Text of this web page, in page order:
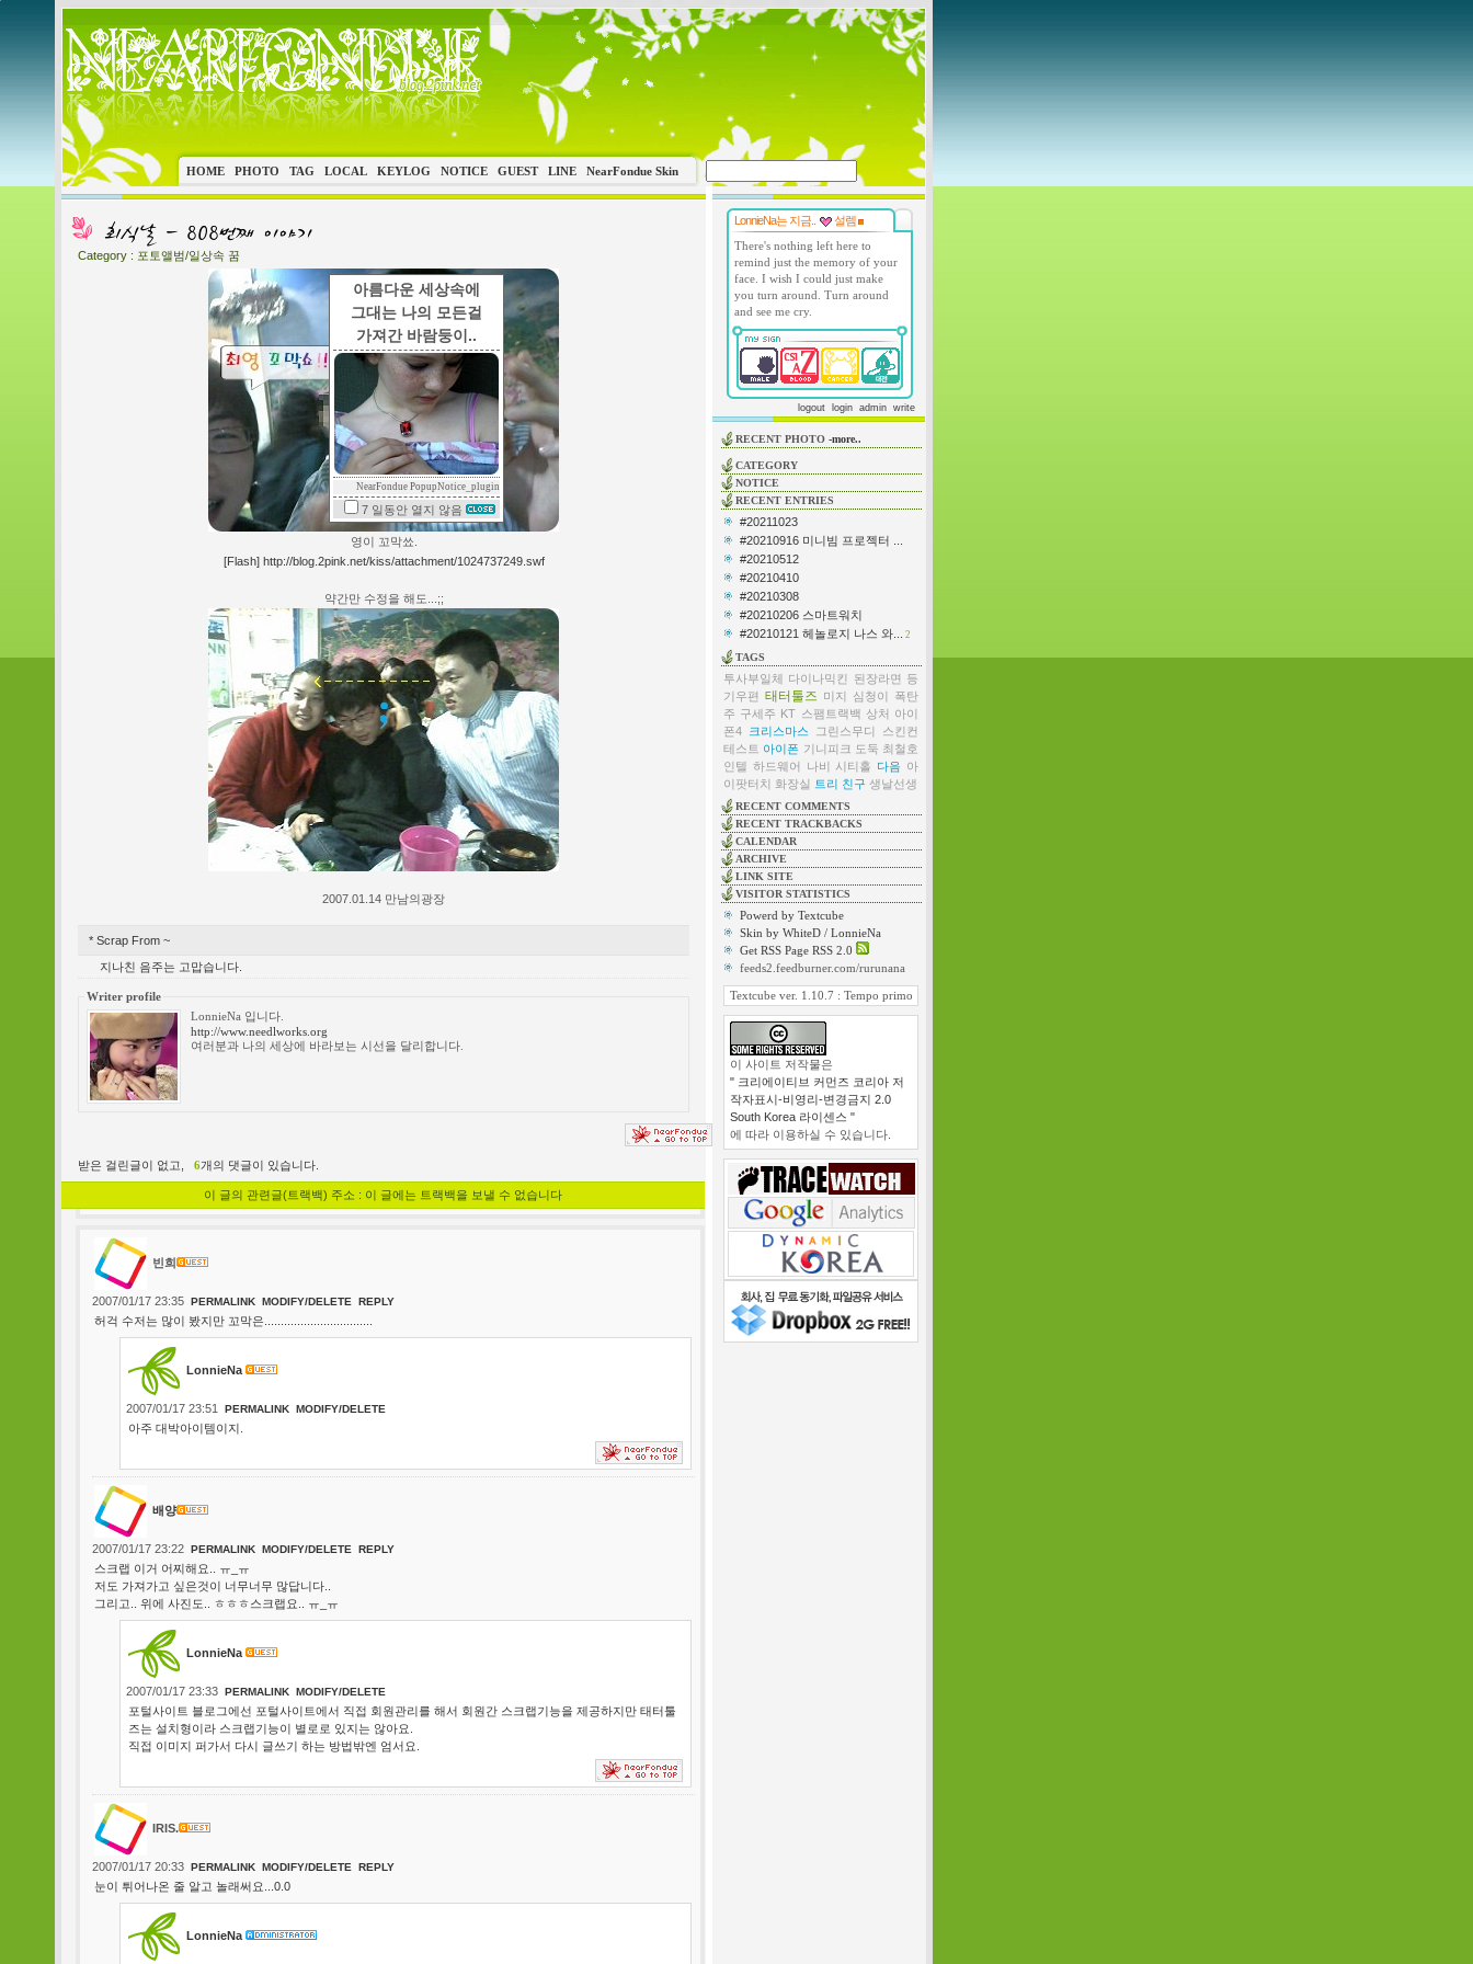
아름다운 세상속에
그대는 나의 모든걸
가져간 바람둥이..
NearFondue PopupNotice_plugin
7 일동안 열지 않음
HOME PHOTO TAG LOCAL KEYLOG NOTICE GUEST LINE NearFondue Skin
Category : 포토앨범/일상속 꿈
영이 꼬막쑈.
[Flash] http://blog.2pink.net/kiss/attachment/1024737249.swf
약간만 수정을 해도...;;
2007.01.14 만남의광장
* Scrap From ~
지나친 음주는 고맙습니다.
Writer profile
LonnieNa 입니다.
http://www.needlworks.org
여러분과 나의 세상에 바라보는 시선을 달리합니다.
받은 걸린글이 없고, 6개의 댓글이 있습니다.
이 글의 관련글(트랙백) 주소 : 이 글에는 트랙백을 보낼 수 없습니다
빈희
2007/01/17 23:35 PERMALINK MODIFY/DELETE REPLY
허걱 수저는 많이 봤지만 꼬막은.................................
LonnieNa
2007/01/17 23:51 PERMALINK MODIFY/DELETE
아주 대박아이템이지.
배양
2007/01/17 23:22 PERMALINK MODIFY/DELETE REPLY
스크랩 이거 어찌해요.. ㅠ_ㅠ
저도 가져가고 싶은것이 너무너무 많답니다..
그리고.. 위에 사진도.. ㅎㅎㅎ스크랩요.. ㅠ_ㅠ
LonnieNa
2007/01/17 23:33 PERMALINK MODIFY/DELETE
포털사이트 블로그에선 포털사이트에서 직접 회원관리를 해서 회원간 스크랩기능을 제공하지만 태터툴
즈는 설치형이라 스크랩기능이 별로로 있지는 않아요.
직접 이미지 퍼가서 다시 글쓰기 하는 방법밖엔 엄서요.
IRIS.
2007/01/17 20:33 PERMALINK MODIFY/DELETE REPLY
눈이 튀어나온 줄 알고 놀래써요...0.0
LonnieNa
LonnieNa는 지금..
설렘
There's nothing left here to
remind just the memory of your
face. I wish I could just make
you turn around. Turn around
and see me cry.
logout login admin write
RECENT PHOTO -more..
CATEGORY
NOTICE
RECENT ENTRIES
#20211023
#20210916 미니빔 프로젝터 ...
#20210512
#20210410
#20210308
#20210206 스마트워치
#20210121 헤놀로지 나스 와...
2
TAGS
투사부일체 다이나믹킨 된장라면 등
기우편 태터툴즈 미지 심청이
폭탄
주 구세주 KT 스팸트랙백 상처 아이
폰4 크리스마스 그린스무디
스킨컨
테스트 아이폰 기니피크 도둑 최철호
인텔 하드웨어 나비 시티홀 다음 아
이팟터치 화장실 트리 친구 생날선생
RECENT COMMENTS
RECENT TRACKBACKS
CALENDAR
ARCHIVE
LINK SITE
VISITOR STATISTICS
Powerd by Textcube
Skin by WhiteD / LonnieNa
Get RSS Page RSS 2.0
feeds2.feedburner.com/rurunana
Textcube ver. 1.10.7 : Tempo primo
이 사이트 저작물은
" 크리에이티브 커먼즈 코리아 저
작자표시-비영리-변경금지 2.0
South Korea 라이센스 "
에 따라 이용하실 수 있습니다.